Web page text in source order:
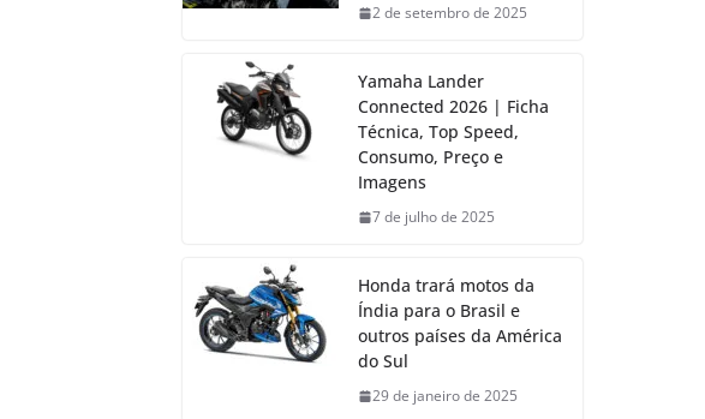
2 de setembro de 2025
Yamaha Lander
Connected 2026 | Ficha
Técnica, Top Speed,
Consumo, Preço e
Imagens
7 de julho de 2025
Honda trará motos da
Índia para o Brasil e
outros países da América
do Sul
29 de janeiro de 2025